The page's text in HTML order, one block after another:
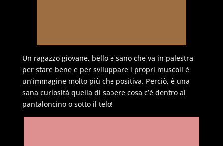
Un ragazzo giovane, bello e sano che va in palestra
per stare bene e per sviluppare i propri muscoli è
un’immagine molto più che positiva. Perciò, è una
sana curiosità quella di sapere cosa c’è dentro al
pantaloncino o sotto il telo!